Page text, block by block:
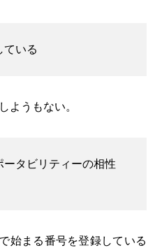
ている
ようもない。
ータビリティーの相性
始まる番号を登録している